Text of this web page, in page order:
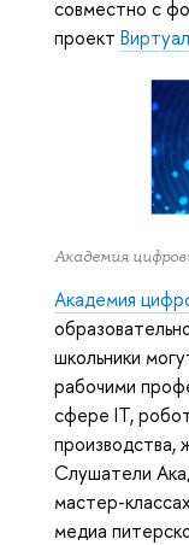
совместно с
проект
Академия
Академия
школьники
рабочими
сфере IT,
производства,
Слушатели
мастер-
медиа